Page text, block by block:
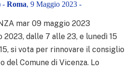
- Roma, 9 Maggio 2023 -
mar 09 maggio 2023
2023, dalle 7 alle 23, e lunedì 15
si vota per rinnovare il consiglio
del Comune di Vicenza. Lo